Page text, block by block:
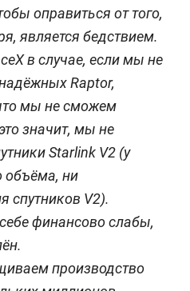
оправиться от того,
является бедствием.
в случае, если мы не
Raptor,
мы не сможем
значит, мы не
Starlink V2 (у
объёма, ни
спутников V2).
финансово слабы,
производство